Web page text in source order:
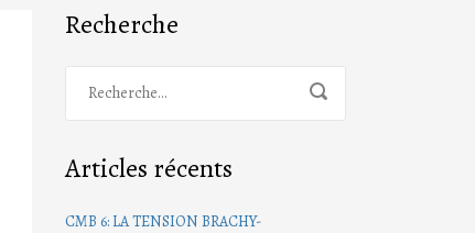
Recherche
Articles récents
CMB 6: LA TENSION BRACHY-